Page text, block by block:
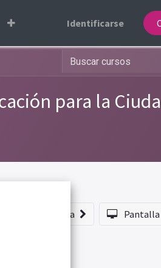
Identificarse
para la
Próxima